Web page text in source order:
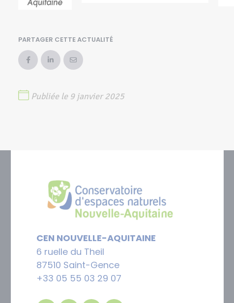
PARTAGER CETTE ACTUALITÉ
Publiée le 9 janvier 2025
CEN NOUVELLE-AQUITAINE
6 ruelle du Theil
87510 Saint-Gence
+33 05 55 03 29 07